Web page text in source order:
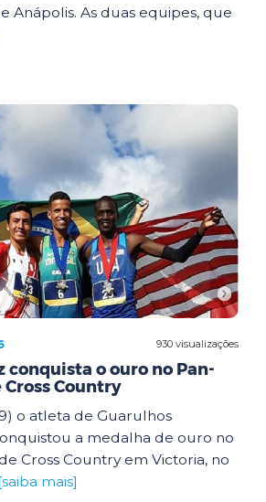
Anápolis. As duas equipes, que
930 visualizações
conquista o ouro no Pan-
Country
o atleta de Guarulhos
a medalha de ouro no
Cross Country em Victoria, no
mais]